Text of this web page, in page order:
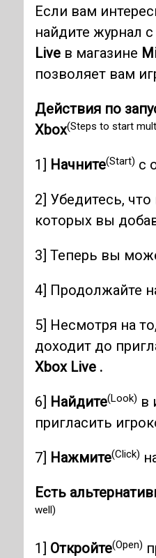
Если вам
найдите журнал
Liveв магазине
позволяет вам
Действия по
Xbox(Steps to start
1] Начните(Start) с
2] Убедитесь,
которых вы
3] Теперь вы
4] Продолжайте
5] Несмотря на
доходит до
Xbox Live .
6] Найдите(Look) в
пригласить
7] Нажмите(Click)
Есть
well)
1] Откройте(Open)